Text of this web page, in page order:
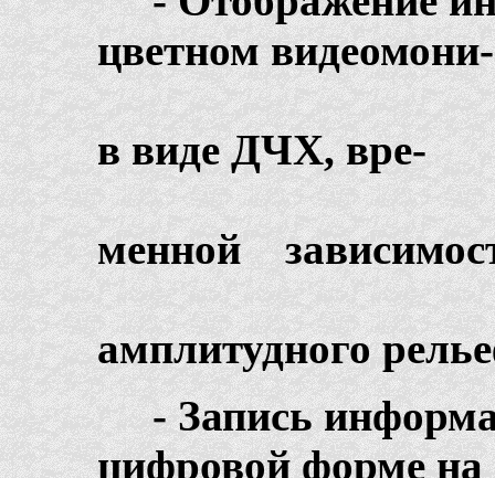
цветном видеомони-
в виде ДЧХ, вре-
менной
амплитудного
- Запись
цифровой форме на